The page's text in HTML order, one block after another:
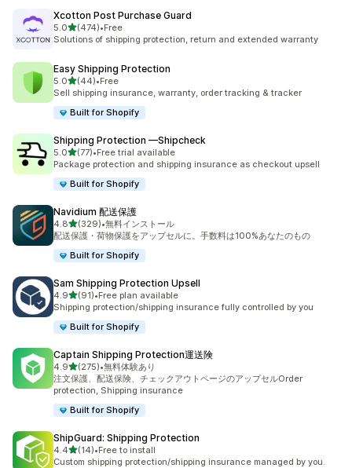
Xcotton Post Purchase Guard
5.05つ星中
(474)
合計レビュー数：474件
•Free
Solutions of shipping protection, return and extended warranty
Easy Shipping Protection
5.05つ星中
(44)
合計レビュー数：44件
•Free
Sell shipping insurance, warranty, order tracking & tracker
Built for Shopify
Shipping Protection —Shipcheck
5.05つ星中
(77)
合計レビュー数：77件
•Free trial available
Package protection and shipping insurance as checkout upsell
Built for Shopify
Navidium 配送保護
4.85つ星中
(329)
合計レビュー数：329件
•無料インストール
配送保護・荷物保護をアップセルに。手数料は100%あなたのもの
Built for Shopify
Sam Shipping Protection Upsell
4.95つ星中
(91)
合計レビュー数：91件
•Free plan available
Shipping protection/shipping insurance fully controlled by you
Built for Shopify
Captain Shipping Protection運送険
4.95つ星中
(275)
合計レビュー数：275件
•無料体験あり
注文保護、配送保険、チェックアウトページのアップセルOrder
protection, Shipping insurance
Built for Shopify
ShipGuard: Shipping Protection
4.45つ星中
(14)
合計レビュー数：14件
•Free to install
Custom shipping protection/shipping insurance managed by you.